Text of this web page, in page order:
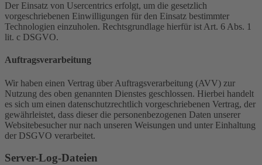
Der Einsatz von Usercentrics erfolgt, um die gesetzlich
vorgeschriebenen Einwilligungen für den Einsatz bestimmter
Technologien einzuholen. Rechtsgrundlage hierfür ist Art. 6 Abs. 1
lit. c DSGVO.
Auftragsverarbeitung
Wir haben einen Vertrag über Auftragsverarbeitung (AVV) zur
Nutzung des oben genannten Dienstes geschlossen. Hierbei handelt
es sich um einen datenschutzrechtlich vorgeschriebenen Vertrag, der
gewährleistet, dass dieser die personenbezogenen Daten unserer
Websitebesucher nur nach unseren Weisungen und unter Einhaltung
der DSGVO verarbeitet.
Server-Log-Dateien